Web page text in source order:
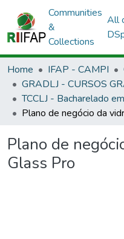
Communities
&
Collections
All
Home IFAP - CAMPI
Plano de
Glass Pro